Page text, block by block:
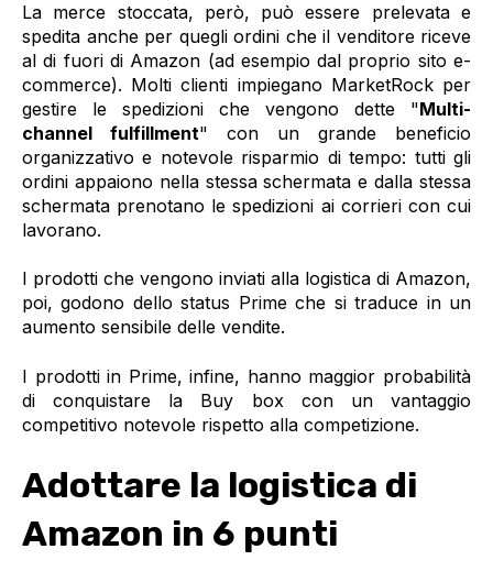
La merce stoccata, però, può essere prelevata e
spedita anche per quegli ordini che il venditore riceve
al di fuori di Amazon (ad esempio dal proprio sito e-
commerce). Molti clienti impiegano MarketRock per
gestire le spedizioni che vengono dette "Multi-
channel fulfillment" con un grande beneficio
organizzativo e notevole risparmio di tempo: tutti gli
ordini appaiono nella stessa schermata e dalla stessa
schermata prenotano le spedizioni ai corrieri con cui
lavorano.
I prodotti che vengono inviati alla logistica di Amazon,
poi, godono dello status Prime che si traduce in un
aumento sensibile delle vendite.
I prodotti in Prime, infine, hanno maggior probabilità
di conquistare la Buy box con un vantaggio
competitivo notevole rispetto alla competizione.
Adottare la logistica di
Amazon in 6 punti